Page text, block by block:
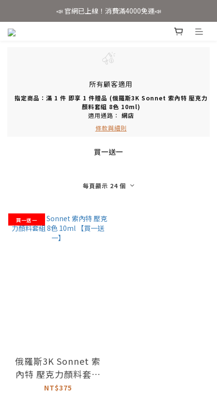
📣 官網已上線！消費滿4000免運📣
📣 官網已上線！消費滿4000免運📣
📣 官網已上線！消費滿4000免運📣
所有顧客適用
指定商品：滿 1 件 即享 1 件贈品 (俄羅斯3K Sonnet 索內特 壓克力
顏料套組 8色 10ml)
適用通路： 網店
條款與細則
買一送一
每頁顯示 24 個
買一送一
俄羅斯3K Sonnet 索
內特 壓克力顏料套組
8色 10ml 【買一送
NT$375